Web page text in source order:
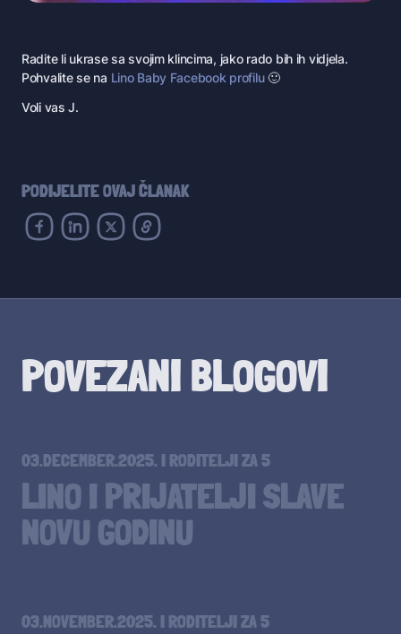
Radite li ukrase sa svojim klincima, jako rado bih ih vidjela.
Pohvalite se na Lino Baby Facebook profilu🙂
Voli vas J.
PODIJELITE OVAJ ČLANAK
POVEZANI BLOGOVI
03.DECEMBER.2025. I RODITELJI ZA 5
LINO I PRIJATELJI SLAVE
NOVU GODINU
03.NOVEMBER.2025. I RODITELJI ZA 5